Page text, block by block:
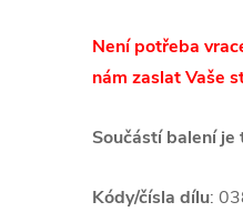
Není potřeba
nám zaslat Vaše
Součástí balení
Kódy/čísla dílu: